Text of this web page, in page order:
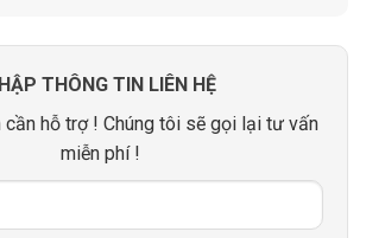
THÔNG TIN LIÊN HỆ
cần hỗ trợ ! Chúng tôi sẽ gọi lại tư vấn
miễn phí !